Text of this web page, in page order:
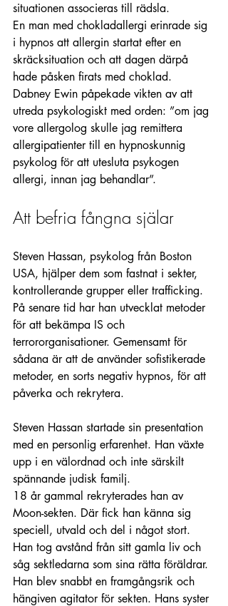
situationen associeras till rädsla.
En man med chokladallergi erinrade sig
i hypnos att allergin startat efter en
skräcksituation och att dagen därpå
hade påsken firats med choklad.
Dabney Ewin påpekade vikten av att
utreda psykologiskt med orden: ”om jag
vore allergolog skulle jag remittera
allergipatienter till en hypnoskunnig
psykolog för att utesluta psykogen
allergi, innan jag behandlar”.
Att befria fångna själar
Steven Hassan, psykolog från Boston
USA, hjälper dem som fastnat i sekter,
kontrollerande grupper eller trafficking.
På senare tid har han utvecklat metoder
för att bekämpa IS och
terrororganisationer. Gemensamt för
sådana är att de använder sofistikerade
metoder, en sorts negativ hypnos, för att
påverka och rekrytera.
Steven Hassan startade sin presentation
med en personlig erfarenhet. Han växte
upp i en välordnad och inte särskilt
spännande judisk familj.
18 år gammal rekryterades han av
Moon-sekten. Där fick han känna sig
speciell, utvald och del i något stort.
Han tog avstånd från sitt gamla liv och
såg sektledarna som sina rätta föräldrar.
Han blev snabbt en framgångsrik och
hängiven agitator för sekten. Hans syster